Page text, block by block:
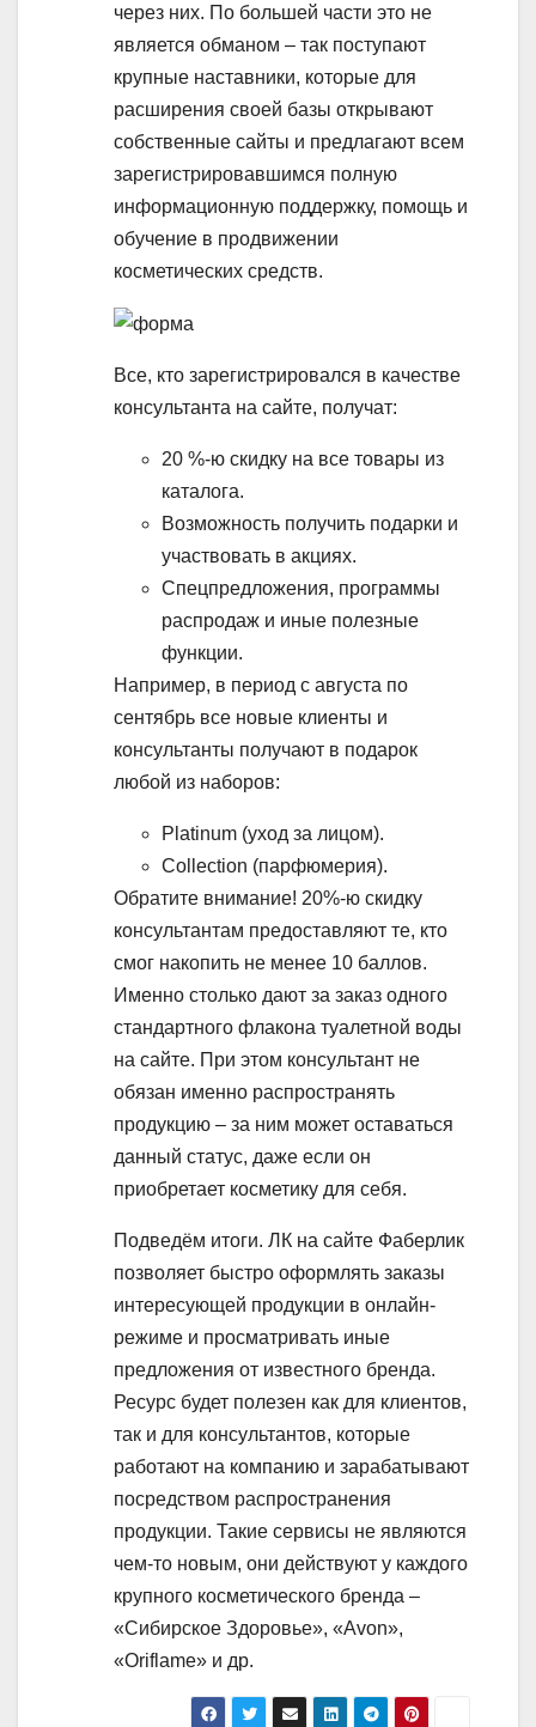
через них. По большей части это не
является обманом – так поступают
крупные наставники, которые для
расширения своей базы открывают
собственные сайты и предлагают всем
зарегистрировавшимся полную
информационную поддержку, помощь и
обучение в продвижении
косметических средств.
Все, кто зарегистрировался в качестве
консультанта на сайте, получат:
20 %-ю скидку на все товары из
каталога.
Возможность получить подарки и
участвовать в акциях.
Спецпредложения, программы
распродаж и иные полезные
функции.
Например, в период с августа по
сентябрь все новые клиенты и
консультанты получают в подарок
любой из наборов:
Platinum (уход за лицом).
Collection (парфюмерия).
Обратите внимание! 20%-ю скидку
консультантам предоставляют те, кто
смог накопить не менее 10 баллов.
Именно столько дают за заказ одного
стандартного флакона туалетной воды
на сайте. При этом консультант не
обязан именно распространять
продукцию – за ним может оставаться
данный статус, даже если он
приобретает косметику для себя.
Подведём итоги. ЛК на сайте Фаберлик
позволяет быстро оформлять заказы
интересующей продукции в онлайн-
режиме и просматривать иные
предложения от известного бренда.
Ресурс будет полезен как для клиентов,
так и для консультантов, которые
работают на компанию и зарабатывают
посредством распространения
продукции. Такие сервисы не являются
чем-то новым, они действуют у каждого
крупного косметического бренда –
«Сибирское Здоровье», «Avon»,
«Oriflame» и др.